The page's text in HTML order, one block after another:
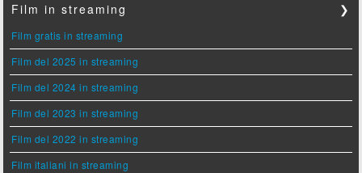
Film in streaming ❯
Film gratis in streaming
Film del 2025 in streaming
Film del 2024 in streaming
Film del 2023 in streaming
Film del 2022 in streaming
Film italiani in streaming